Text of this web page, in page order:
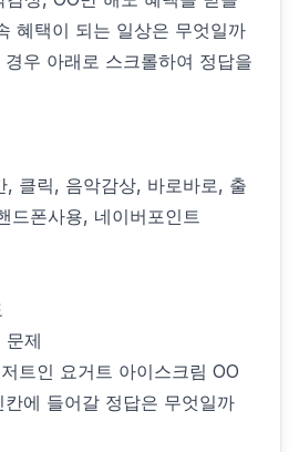
혜택이 되는 일상은 무엇일까
우 아래로 스크롤하여 정답을
, 클릭, 음악감상, 바로바로, 출
드폰사용, 네이버포인트
문제
트인 요거트 아이스크림 OO
에 들어갈 정답은 무엇일까